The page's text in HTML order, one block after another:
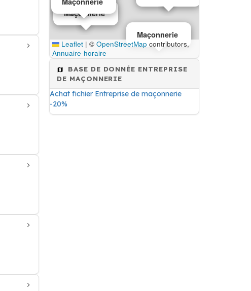
Maçonnerie
Maçonnerie
Leaflet | © OpenStreetMap contributors,
Annuaire-horaire
BASE DE DONNÉE ENTREPRISE
DE MAÇONNERIE
Achat fichier Entreprise de maçonnerie
-20%